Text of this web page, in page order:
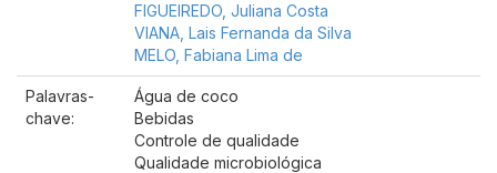
FIGUEIREDO, Juliana Costa
VIANA, Lais Fernanda da Silva
MELO, Fabiana Lima de
Palavras-
chave:
Água de coco
Bebidas
Controle de qualidade
Qualidade microbiológica